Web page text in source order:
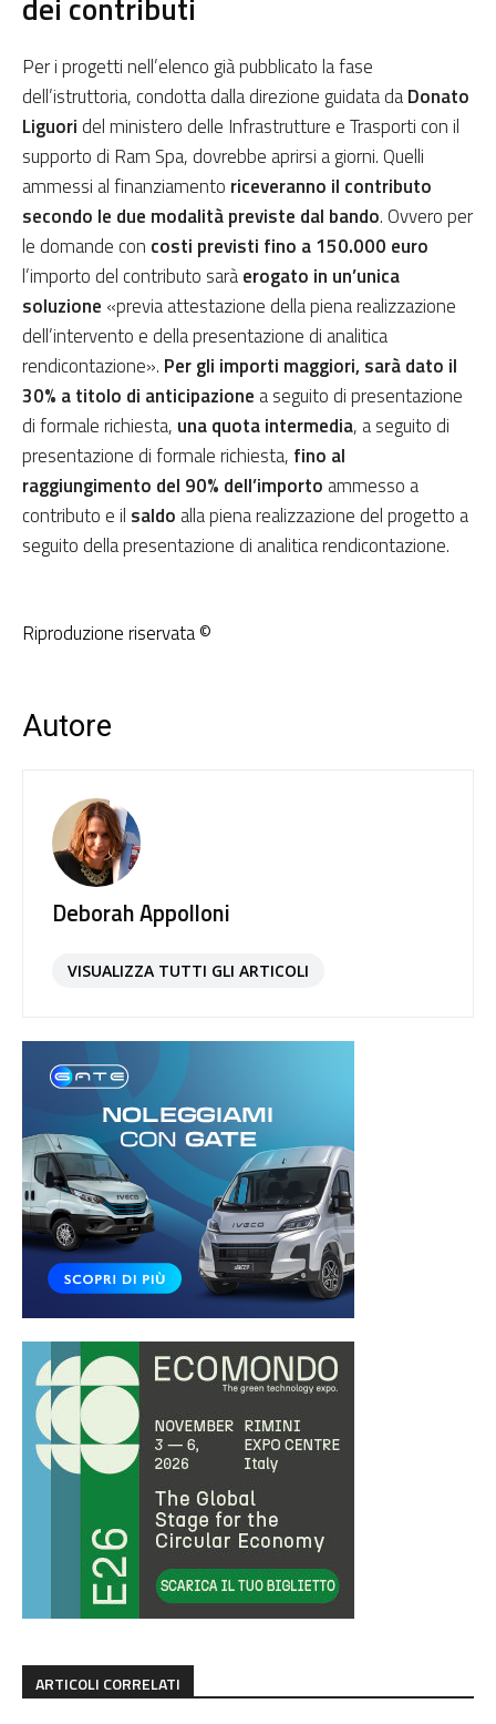
Per i progetti nell’elenco già pubblicato la fase
dell’istruttoria, condotta dalla direzione guidata daDonato
Liguori del ministero delle Infrastrutture e Trasporti con il
supporto di Ram Spa, dovrebbe aprirsi a giorni. Quelli
ammessi al finanziamento riceveranno il contributo
secondo le due modalità previste dal bando. Ovvero per
le domande con costi previsti fino a 150.000 euro
l’importo del contributo saràerogato in un’unica
soluzione «previa attestazione della piena realizzazione
dell’intervento e della presentazione di analitica
rendicontazione». Per gli importi maggiori, sarà dato il
30% a titolo di anticipazione a seguito di presentazione
di formale richiesta, una quota intermedia, a seguito di
presentazione di formale richiesta, fino al
raggiungimento del 90% dell’importo ammesso a
contributo e il saldo alla piena realizzazione del progetto a
seguito della presentazione di analitica rendicontazione.
Riproduzione riservata ©
Autore
Deborah Appolloni
VISUALIZZA TUTTI GLI ARTICOLI
ARTICOLI CORRELATI